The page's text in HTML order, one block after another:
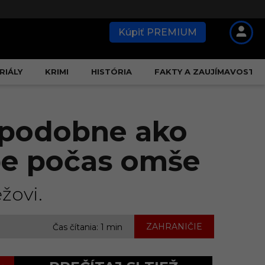
Kúpiť PREMIUM
KRIMI HISTÓRIA FAKTY A ZAUJÍMAVOSTI
ako
počas omše
Čas čítania: 1 min ZAHRANIČIE